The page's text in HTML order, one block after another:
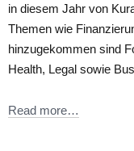
in diesem Jahr von
Themen wie
hinzugekommen sind
Health, Legal sowie
Read more…